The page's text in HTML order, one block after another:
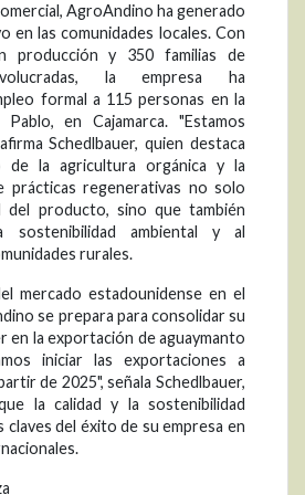
AgroAndino ha generado
en las comunidades locales. Con
producción y 350 familias de
la empresa ha
formal a 115 personas en la
en Cajamarca. "Estamos
Schedlbauer, quien destaca
de la agricultura orgánica y la
prácticas regenerativas no solo
del producto, sino que también
sostenibilidad ambiental y al
rurales.
mercado estadounidense en el
se prepara para consolidar su
en la exportación de aguaymanto
iniciar las exportaciones a
de 2025", señala Schedlbauer,
la calidad y la sostenibilidad
claves del éxito de su empresa en